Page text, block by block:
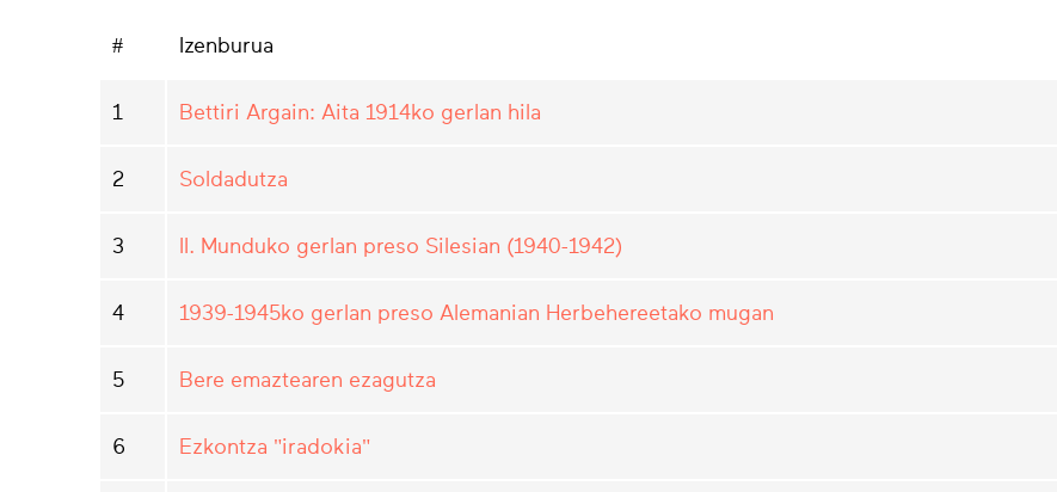
# Izenburua
1 Bettiri Argain: Aita 1914ko gerlan hila
2 Soldadutza
3 II. Munduko gerlan preso Silesian (1940-1942)
4 1939-1945ko gerlan preso Alemanian Herbehereetako mugan
5 Bere emaztearen ezagutza
6 Ezkontza "iradokia"